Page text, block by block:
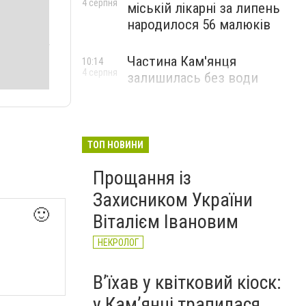
🙂
міській лікарні за липень
народилося 56 малюків
4 серпня
Частина Кам'янця
залишилась без води
10:14
4 серпня
ТОП НОВИНИ
Прощання із
Захисником України
Віталієм Івановим
НЕКРОЛОГ
Вʼїхав у квітковий кіоск: